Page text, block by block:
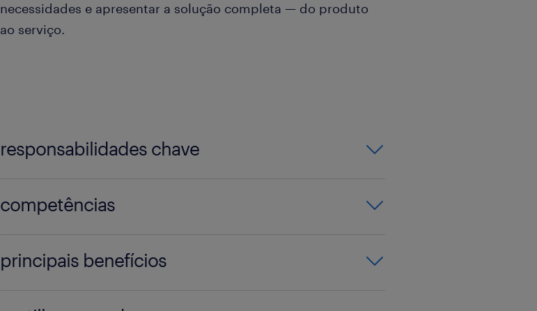
necessidades e apresentar a solução completa — do produto
ao serviço.
responsabilidades chave
Disponibilidade para o Cliente: Ser o ponto de
competências
Se tens veia comercial, espírito empreendedor e
principais benefícios